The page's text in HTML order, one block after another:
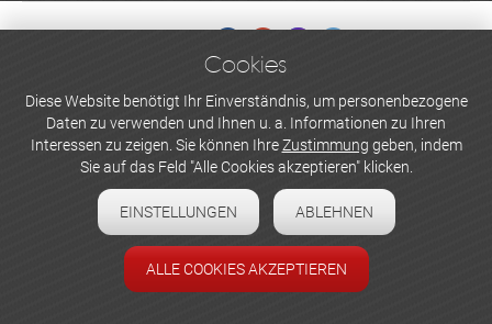
WERBEN UND INSERIEREN
Newsletter abonnieren
Datenschutzerklärung
Cookie-Einstellungen
Cookies
Diese Website benötigt Ihr Einverständnis, um personenbezogene
Daten zu verwenden und Ihnen u. a. Informationen zu Ihren
Interessen zu zeigen. Sie können IhreZustimmung geben, indem
Sie auf das Feld "Alle Cookies akzeptieren" klicken.
EINSTELLUNGEN ABLEHNEN
ALLE COOKIES AKZEPTIEREN